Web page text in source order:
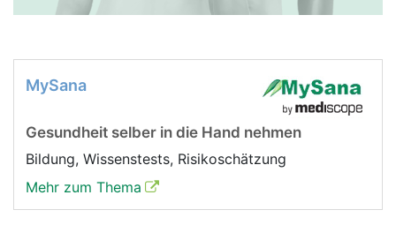
MySana
Gesundheit selber in die Hand nehmen
Bildung, Wissenstests, Risikoschätzung
Mehr zum Thema